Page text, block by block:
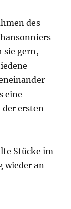
des
sie gern,
eine
der ersten
Stücke im
wieder an